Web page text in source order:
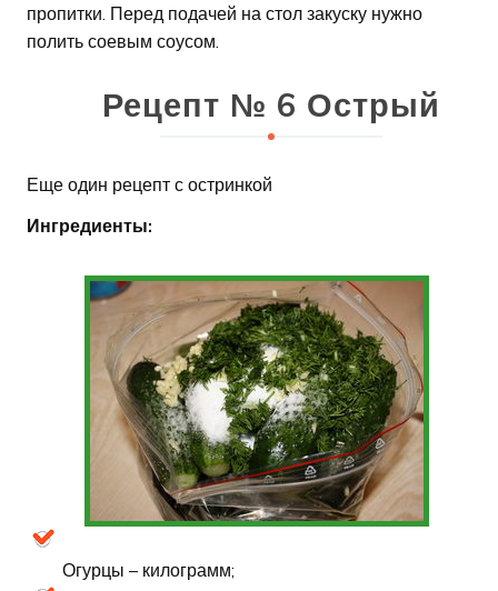
пропитки. Перед подачей на стол закуску нужно
полить соевым соусом.
Рецепт № 6 Острый
Еще один рецепт с остринкой
Ингредиенты:
Огурцы – килограмм;